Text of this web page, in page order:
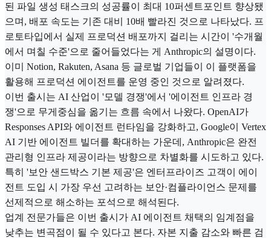
된 파일 생성 태스크의 성공률이 최대 10퍼센트포인트 향상됐
으며, 배포 속도는 기존 대비 10배 빨라진 것으로 나타났다. 프
로토타입에서 실제 프로덕션 배포까지 걸리는 시간이 '수개월
에서 며칠 수준'으로 줄어들었다는 게 Anthropic의 설명이다.
이미 Notion, Rakuten, Asana 등 글로벌 기업들이 이 플랫폼을
활용해 프로덕션 에이전트를 운영 중인 것으로 알려졌다.
이번 출시는 AI 산업이 '모델 경쟁'에서 '에이전트 인프라 경
쟁'으로 무게중심을 옮기는 흐름 속에서 나왔다. OpenAI가
Responses API와 에이전트 런타임을 강화하고, Google이 Vertex
AI 기반 에이전트 빌더를 확대하는 가운데, Anthropic은 완전
관리형 인프라 제공이라는 방향으로 차별화를 시도하고 있다.
특히 '보안 샌드박스 기본 제공'은 엔터프라이즈 고객이 에이
전트 도입 시 가장 우선 고려하는 보안·컴플라이언스 문제를
선제적으로 해소하는 포석으로 해석된다.
업계 전문가들은 이번 출시가 AI 에이전트 채택의 임계점을
낮추는 변곡점이 될 수 있다고 본다. 자본 지출 감소와 빠른 검